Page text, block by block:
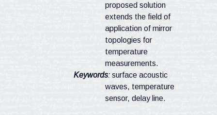
proposed solution
extends the field of
application of mirror
topologies for
temperature
measurements.
Keywords:surface acoustic
waves, temperature
sensor, delay line.